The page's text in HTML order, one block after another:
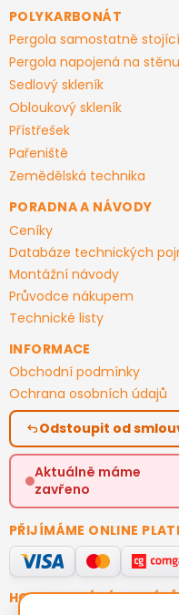
aPOLYKARBONÁT
Pergola samostatně stojící
Pergola napojená na stěnu
Sedlový skleník
Obloukový skleník
Přístřešek
Pařeniště
Zemědělská technika
PORADNA A NÁVODY
Ceníky
Databáze technických
Montážní návody
Průvodce nákupem
Technické listy
INFORMACE
Obchodní podmínky
Ochrana osobních údajů
Odstoupit od
Aktuálně máme
zavřeno
PŘIJÍMÁME ONLINE
HODNOCENÍ ZÁKAZNÍKŮ